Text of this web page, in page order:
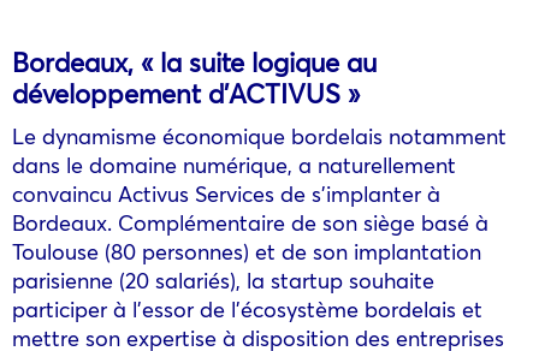
Bordeaux, « la suite logique au
développement d’ACTIVUS »
Le dynamisme économique bordelais notamment
dans le domaine numérique, a naturellement
convaincu Activus Services de s’implanter à
Bordeaux. Complémentaire de son siège basé à
Toulouse (80 personnes) et de son implantation
parisienne (20 salariés), la startup souhaite
participer à l’essor de l’écosystème bordelais et
mettre son expertise à disposition des entreprises